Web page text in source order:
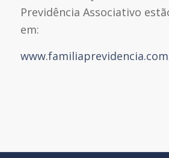
Previdência Associativo
em: